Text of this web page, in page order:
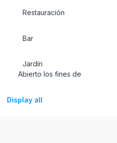
Restauración
Bar
Jardín
Abierto los fines de
Display all